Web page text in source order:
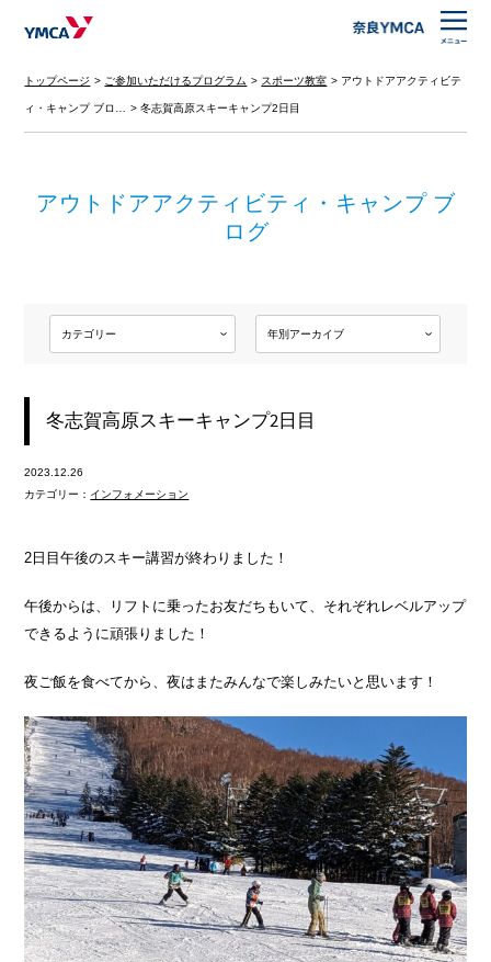
トップページ ご参加いただけるプログラム スポーツ教室 アウトドアアクティビテ
ィ・キャンプ ブロ… 冬志賀高原スキーキャンプ2日目
アウトドアアクティビティ・キャンプ ブ
ログ
冬志賀高原スキーキャンプ2日目
2023.12.26
カテゴリー： インフォメーション
2日目午後のスキー講習が終わりました！
午後からは、リフトに乗ったお友だちもいて、それぞれレベルアップ
できるように頑張りました！
夜ご飯を食べてから、夜はまたみんなで楽しみたいと思います！